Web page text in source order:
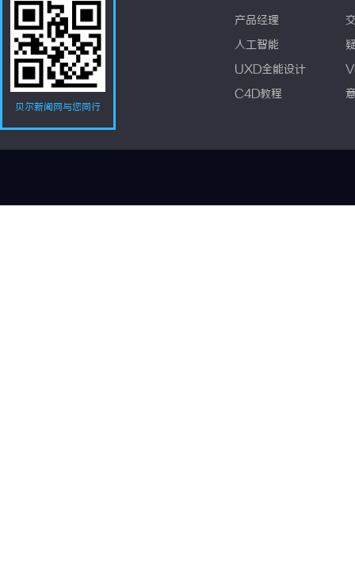
贝尔新闻网与您同行
产品经理
人工智能
UXD全能设计
C4D教程